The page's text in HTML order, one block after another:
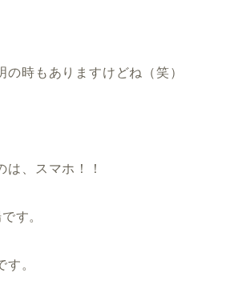
の時もありますけどね（笑）
は、スマホ！！
す。
す。